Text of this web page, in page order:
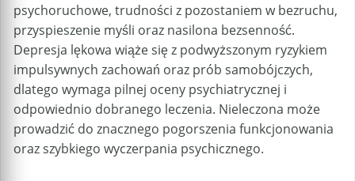
psychoruchowe, trudności z pozostaniem w bezruchu,
przyspieszenie myśli oraz nasilona bezsenność.
Depresja lękowa wiąże się z podwyższonym ryzykiem
impulsywnych zachowań oraz prób samobójczych,
dlatego wymaga pilnej oceny psychiatrycznej i
odpowiednio dobranego leczenia. Nieleczona może
prowadzić do znacznego pogorszenia funkcjonowania
oraz szybkiego wyczerpania psychicznego.